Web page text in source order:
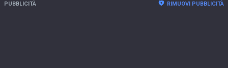
PUBBLICITÀ RIMUOVI PUBBLICITÀ